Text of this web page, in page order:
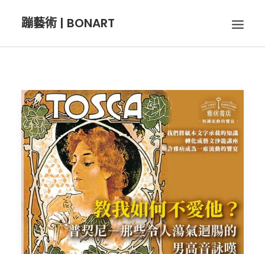
蹦藝術 | BONART
BON呼吸
BON攝影
BON插畫
BON旅行